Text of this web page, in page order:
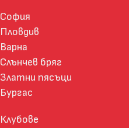
София
Пловдив
Варна
Слънчев бряг
Златни пясъци
Бургас
Клубове